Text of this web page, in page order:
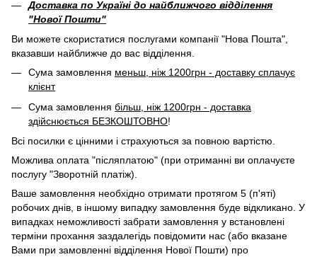
Доставка по Україні до найближчого відділення
"Нової Пошти"
Ви можете скористатися послугами компанії "Нова Пошта",
вказавши найближче до вас відділення.
Сума замовлення меньш, ніж 1200грн - доставку сплачує
клієнт
Сума замовлення більш, ніж 1200грн - доставка
здійснюється БЕЗКОШТОВНО!
Всі посилки є цінними і страхуються за повною вартістю.
Можлива оплата "післяплатою" (при отриманні ви оплачуєте
послугу "Зворотній платіж).
Ваше замовлення необхідно отримати протягом 5 (п'яті)
робочих днів, в іншому випадку замовлення буде відкликано. У
випадках неможливості забрати замовлення у встановлені
терміни прохання заздалегідь повідомити нас (або вказане
Вами при замовленні відділення Нової Пошти) про